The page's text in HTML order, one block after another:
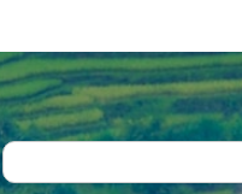
Search